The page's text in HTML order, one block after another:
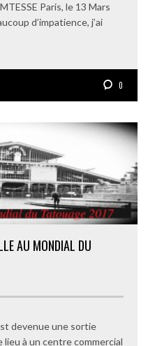
Paris, le 13 Mars
d’impatience, j’ai
0
AU MONDIAL DU
devenue une sortie
à un centre commercial